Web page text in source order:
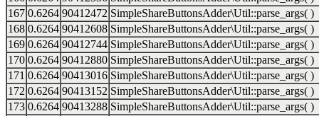
167 0.6264 90412472 SimpleShareButtonsAdder\Util::parse_args( )
168 0.6264 90412608 SimpleShareButtonsAdder\Util::parse_args( )
169 0.6264 90412744 SimpleShareButtonsAdder\Util::parse_args( )
170 0.6264 90412880 SimpleShareButtonsAdder\Util::parse_args( )
171 0.6264 90413016 SimpleShareButtonsAdder\Util::parse_args( )
172 0.6264 90413152 SimpleShareButtonsAdder\Util::parse_args( )
173 0.6264 90413288 SimpleShareButtonsAdder\Util::parse_args( )